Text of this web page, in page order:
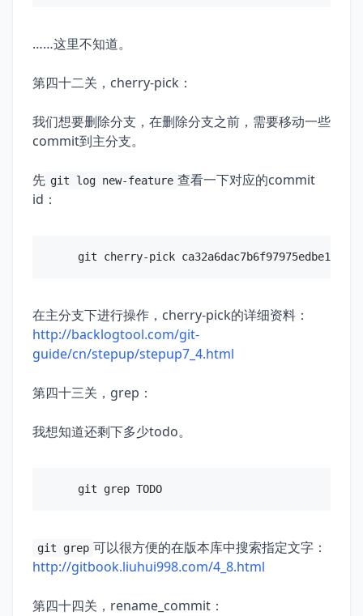
……这里不知道。
第四十二关，cherry-pick：
我们想要删除分支，在删除分支之前，需要移动一些
commit到主分支。
先 git log new-feature 查看一下对应的commit
id：
在主分支下进行操作，cherry-pick的详细资料：
http://backlogtool.com/git-
guide/cn/stepup/stepup7_4.html
第四十三关，grep：
我想知道还剩下多少todo。
git grep 可以很方便的在版本库中搜索指定文字：
http://gitbook.liuhui998.com/4_8.html
第四十四关，rename_commit：